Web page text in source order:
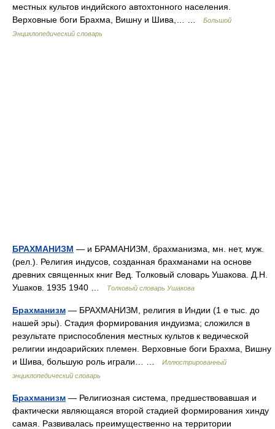
местных культов индийского автохтонного населения.
Верховные боги Брахма, Вишну и Шива,… …
Большой
Энциклопедический словарь
БРАХМАНИЗМ — и БРАМАНИЗМ, брахманизма, мн. нет, муж.
(рел.). Религия индусов, созданная брахманами на основе
древних священных книг Вед. Толковый словарь Ушакова. Д.Н.
Ушаков. 1935 1940 …
Толковый словарь Ушакова
Брахманизм — БРАХМАНИЗМ, религия в Индии (1 е тыс. до
нашей эры). Стадия формирования индуизма; сложился в
результате приспособления местных культов к ведической
религии индоарийских племен. Верховные боги Брахма, Вишну
и Шива, большую роль играли… …
Иллюстрированный
энциклопедический словарь
Брахманизм — Религиозная система, предшествовавшая и
фактически являющаяся второй стадией формирования хинду
самая. Развивалась преимущественно на территории